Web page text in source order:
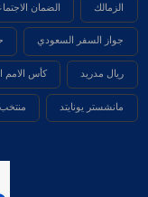
الزمالك الضمان
جواز السفر السعودي
ريال مدريد كأس الامم
مانشستر يونايتد